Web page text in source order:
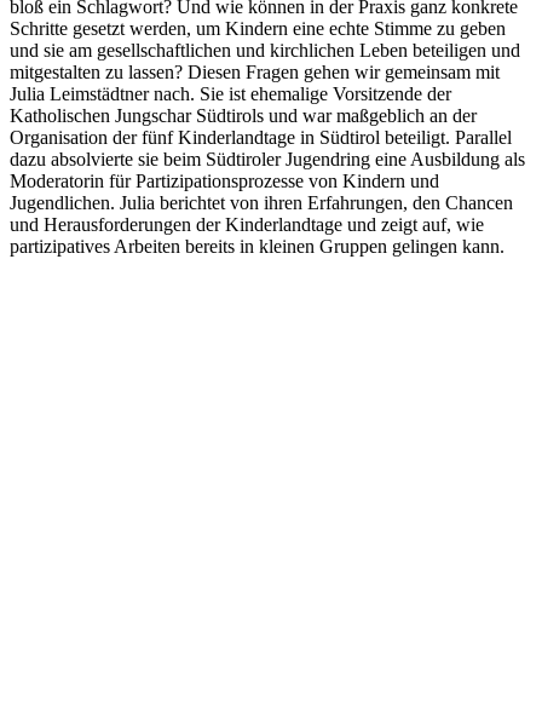
bloß ein Schlagwort? Und wie können in der Praxis ganz konkrete
Schritte gesetzt werden, um Kindern eine echte Stimme zu geben
und sie am gesellschaftlichen und kirchlichen Leben beteiligen und
mitgestalten zu lassen? Diesen Fragen gehen wir gemeinsam mit
Julia Leimstädtner nach. Sie ist ehemalige Vorsitzende der
Katholischen Jungschar Südtirols und war maßgeblich an der
Organisation der fünf Kinderlandtage in Südtirol beteiligt. Parallel
dazu absolvierte sie beim Südtiroler Jugendring eine Ausbildung als
Moderatorin für Partizipationsprozesse von Kindern und
Jugendlichen. Julia berichtet von ihren Erfahrungen, den Chancen
und Herausforderungen der Kinderlandtage und zeigt auf, wie
partizipatives Arbeiten bereits in kleinen Gruppen gelingen kann.